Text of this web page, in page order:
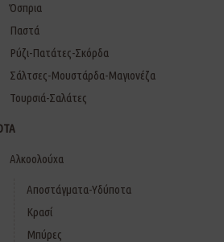
Όσπρια
Παστά
Ρύζι-Πατάτες-Σκόρδα
Σάλτσες-Μουστάρδα-Μαγιονέζα
Τουρσιά-Σαλάτες
Αλκοολούχα
Αποστάγματα-Υδύποτα
Κρασί
Μπύρες